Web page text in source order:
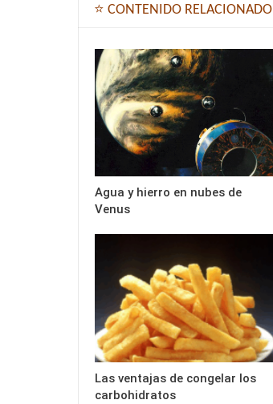
⭐ CONTENIDO RELACIONADO
Agua y hierro en nubes de
Venus
Las ventajas de congelar los
carbohidratos